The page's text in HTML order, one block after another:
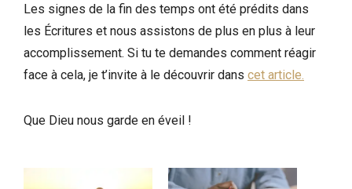
Les signes de la fin des temps ont été prédits dans
les Écritures et nous assistons de plus en plus à leur
accomplissement. Si tu te demandes comment réagir
face à cela, je t’invite à le découvrir dans cet article.
Que Dieu nous garde en éveil !